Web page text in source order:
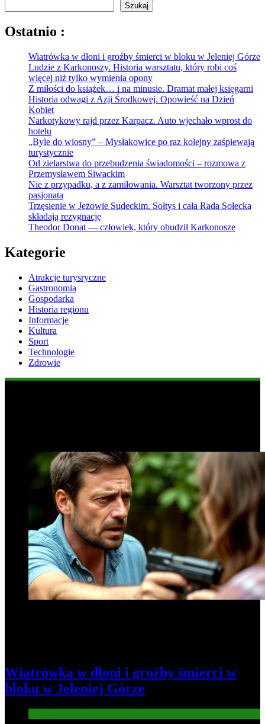
Szukaj
Ostatnio :
Wiatrówka w dłoni i groźby śmierci w bloku w Jeleniej Górze
Ludzie z Karkonoszy. Historia warsztatu, który robi coś
więcej niż tylko wymienia opony
Z miłości do książek… i na minusie. Dramat małej księgarni
Historia odwagi z Azji Środkowej. Opowieść na Dzień
Kobiet
Narkotykowy rajd przez Karpacz. Auto wjechało wprost do
hotelu
„Byle do wiosny” – Mysłakowice po raz kolejny zaśpiewają
turystycznie
Od zielarstwa do przebudzenia świadomości – rozmowa z
Przemysławem Siwackim
Nie z przypadku, a z zamiłowania. Warsztat tworzony przez
pasjonata
Trzęsienie w Jeżowie Sudeckim. Sołtys i cała Rada Sołecka
składają rezygnację
Theodor Donat — człowiek, który obudził Karkonosze
Kategorie
Atrakcje turysryczne
Gastronomia
Gospodarka
Historia regionu
Informacje
Kultura
Sport
Technologie
Zdrowie
Wiatrówka w dłoni i groźby śmierci w
bloku w Jeleniej Górze